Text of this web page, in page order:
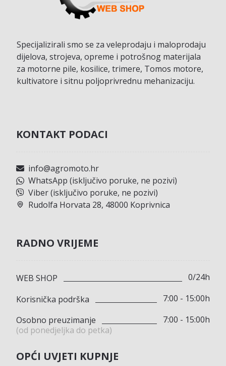
Specijalizirali smo se za veleprodaju i maloprodaju
dijelova, strojeva, opreme i potrošnog materijala
za motorne pile, kosilice, trimere, Tomos motore,
kultivatore i sitnu poljoprivrednu mehanizaciju.
KONTAKT PODACI
info@agromoto.hr
WhatsApp (isključivo poruke, ne pozivi)
Viber (isključivo poruke, ne pozivi)
Rudolfa Horvata 28, 48000 Koprivnica
RADNO VRIJEME
WEB SHOP
0/24h
Korisnička podrška
7:00 - 15:00h
Osobno preuzimanje
(od ponedjeljka do petka)
7:00 - 15:00h
OPĆI UVJETI KUPNJE